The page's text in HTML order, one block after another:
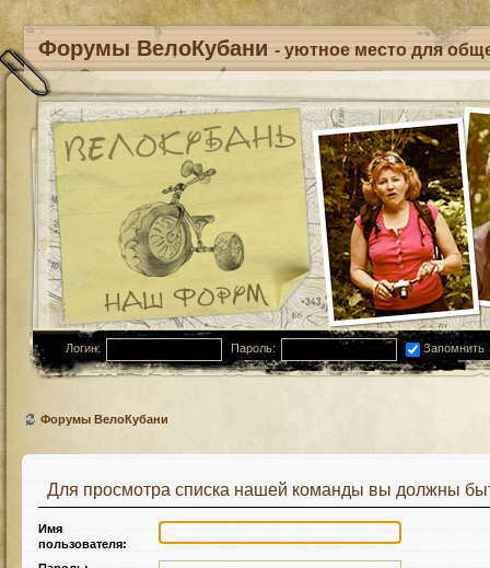
Форумы ВелоКубани - уютное место для
Логин: Пароль: Запомнить
Форумы ВелоКубани
Для просмотра списка нашей команды вы должны
Имя
пользователя: